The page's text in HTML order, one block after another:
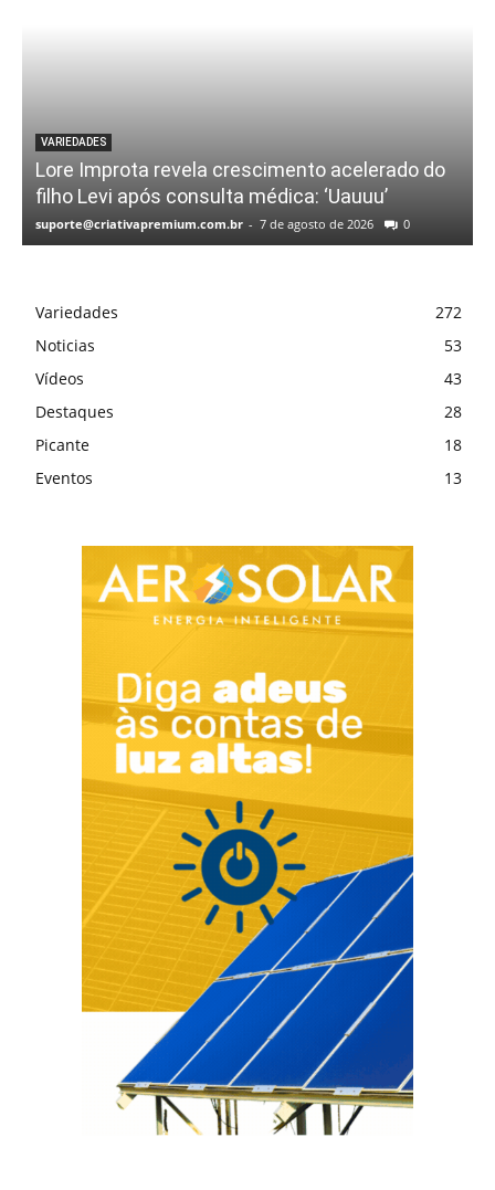
VARIEDADES
Lore Improta revela crescimento acelerado do
filho Levi após consulta médica: ‘Uauuu’
suporte@criativapremium.com.br - 7 de agosto de 2026 0
Variedades
272
Noticias
53
Vídeos
43
Destaques
28
Picante
18
Eventos
13